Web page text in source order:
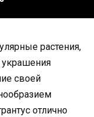
растения,
своей
отлично